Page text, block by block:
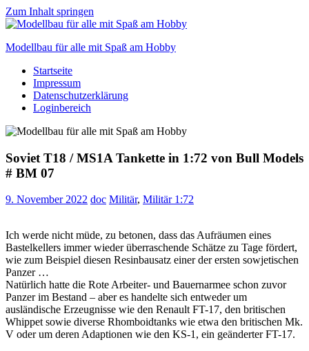
Zum Inhalt springen
Modellbau für alle mit Spaß am Hobby
Scale
modelling
to
Startseite
Impressum
Datenschutzerklärung
Loginbereich
Soviet T18 / MS1A Tankette in 1:72 von Bull Models
# BM 07
9. November 2022 doc Militär, Militär 1:72
Ich werde nicht müde, zu betonen, dass das Aufräumen eines
Bastelkellers immer wieder überraschende Schätze zu Tage fördert,
wie zum Beispiel diesen Resinbausatz einer der ersten sowjetischen
Panzer …
Natürlich hatte die Rote Arbeiter- und Bauernarmee schon zuvor
Panzer im Bestand – aber es handelte sich entweder um
ausländische Erzeugnisse wie den Renault FT-17, den britischen
Whippet sowie diverse Rhomboidtanks wie etwa den britischen Mk.
V oder um deren Adaptionen wie den KS-1, ein geänderter FT-17.